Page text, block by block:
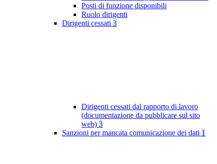
Posti di funzione disponibili
Ruolo dirigenti
Dirigenti cessati 3
Dirigenti cessati dal rapporto di lavoro
(documentazione da pubblicare sul sito
web) 3
Sanzioni per mancata comunicazione dei dati 1